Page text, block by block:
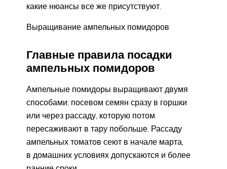
какие нюансы все же присутствуют.
Выращивание ампельных помидоров
Главные правила посадки
ампельных помидоров
Ампельные помидоры выращивают двумя
способами: посевом семян сразу в горшки
или через рассаду, которую потом
пересаживают в тару побольше. Рассаду
ампельных томатов сеют в начале марта,
в домашних условиях допускаются и более